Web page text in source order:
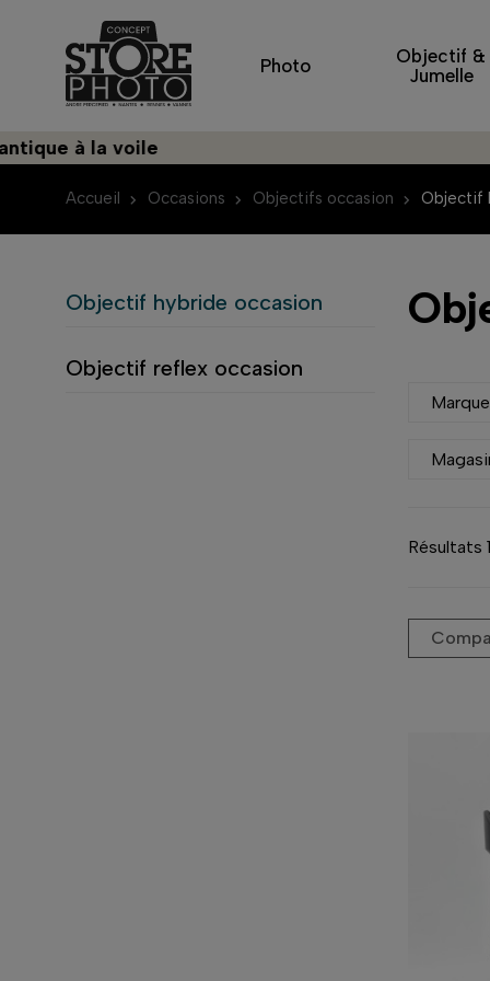
Photo
Objectif &
Jumelle
la voile
Accueil Occasions Objectifs occasion Objectif
Objectif hybride occasion
Objectif reflex occasion
Marque
Résultats